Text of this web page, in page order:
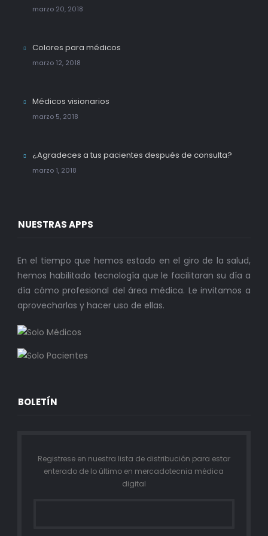
marzo 20, 2018
Colores para médicos
marzo 12, 2018
Médicos visionarios
marzo 5, 2018
¿Agradeces a tus pacientes después de consulta?
marzo 1, 2018
NUESTRAS APPS
En el tiempo que hemos estado en el giro de la salud,
hemos habilitado tecnología que le facilitaran su día a
día cómo profesional del área médica. Le invitamos a
aprovecharlas y hacer uso de ellas.
BOLETÍN
Registrese en nuestra lista de distribución para estar
enterado de lo último en mercadotecnia médica
digital